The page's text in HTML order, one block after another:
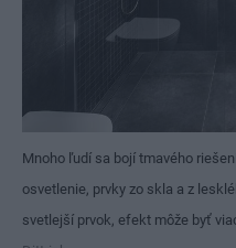
Mnoho ľudí sa bojí tmavého
osvetlenie, prvky zo skla a z
svetlejší prvok, efekt môže byť